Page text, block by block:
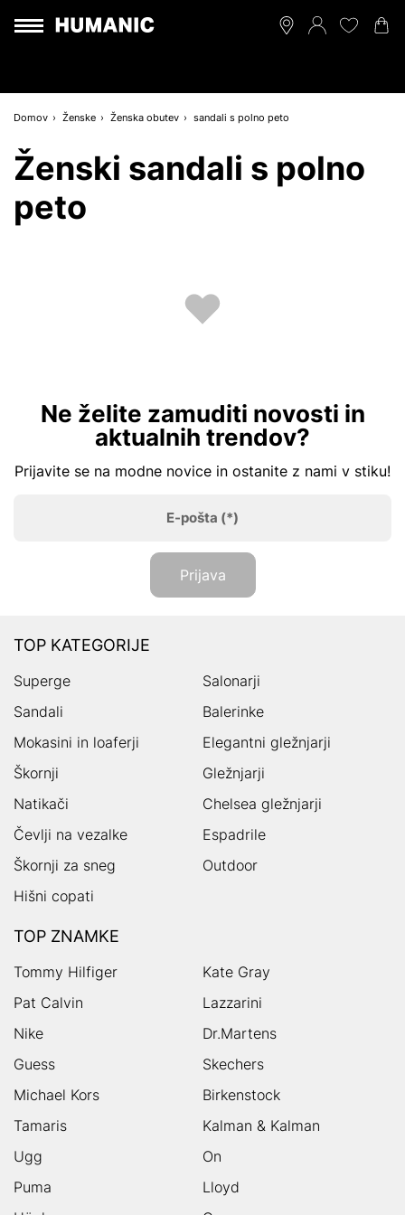
Domov Ženske Ženska obutev sandali s polno peto
Ženski sandali s polno
peto
Ne želite zamuditi novosti in
aktualnih trendov?
Prijavite se na modne novice in ostanite z nami v stiku!
E-pošta (*)
Prijava
TOP KATEGORIJE
Superge
Salonarji
Sandali
Balerinke
Mokasini in loaferji
Elegantni gležnjarji
Škornji
Gležnjarji
Natikači
Chelsea gležnjarji
Čevlji na vezalke
Espadrile
Škornji za sneg
Outdoor
Hišni copati
TOP ZNAMKE
Tommy Hilfiger
Kate Gray
Pat Calvin
Lazzarini
Nike
Dr.Martens
Guess
Skechers
Michael Kors
Birkenstock
Tamaris
Kalman & Kalman
Ugg
On
Puma
Lloyd